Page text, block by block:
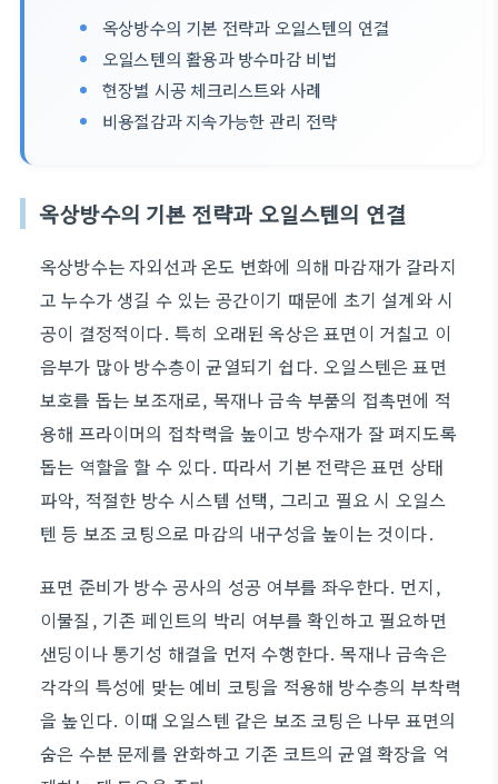
옥상방수의 기본 전략과 오일스텐의 연결
오일스텐의 활용과 방수마감 비법
현장별 시공 체크리스트와 사례
비용절감과 지속가능한 관리 전략
옥상방수의 기본 전략과 오일스텐의 연결
옥상방수는 자외선과 온도 변화에 의해 마감재가 갈라지
고 누수가 생길 수 있는 공간이기 때문에 초기 설계와 시
공이 결정적이다. 특히 오래된 옥상은 표면이 거칠고 이
음부가 많아 방수층이 균열되기 쉽다. 오일스텐은 표면
보호를 돕는 보조재로, 목재나 금속 부품의 접촉면에 적
용해 프라이머의 접착력을 높이고 방수재가 잘 펴지도록
돕는 역할을 할 수 있다. 따라서 기본 전략은 표면 상태
파악, 적절한 방수 시스템 선택, 그리고 필요 시 오일스
텐 등 보조 코팅으로 마감의 내구성을 높이는 것이다.
표면 준비가 방수 공사의 성공 여부를 좌우한다. 먼지,
이물질, 기존 페인트의 박리 여부를 확인하고 필요하면
샌딩이나 통기성 해결을 먼저 수행한다. 목재나 금속은
각각의 특성에 맞는 예비 코팅을 적용해 방수층의 부착력
을 높인다. 이때 오일스텐 같은 보조 코팅은 나무 표면의
숨은 수분 문제를 완화하고 기존 코트의 균열 확장을 억